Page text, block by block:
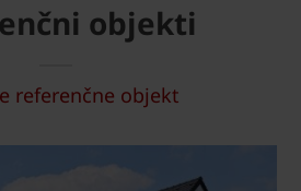
objekti
referenčne objekt